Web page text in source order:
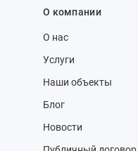
О компании
О нас
Услуги
Наши объекты
Блог
Новости